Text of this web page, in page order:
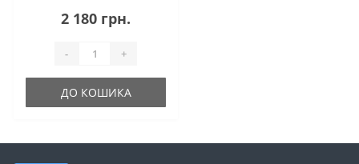
2 180 грн.
- +
ДО КОШИКА